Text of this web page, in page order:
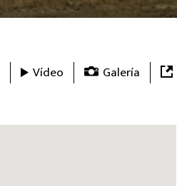
Vídeo Galería